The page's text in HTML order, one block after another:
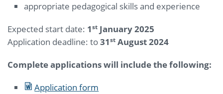
appropriate pedagogical skills and experience
Expected start date: 1st January 2025
Application deadline: to31st August 2024
Complete applications will include the following:
Application form